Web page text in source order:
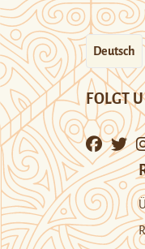
Deutsch
FOLGT